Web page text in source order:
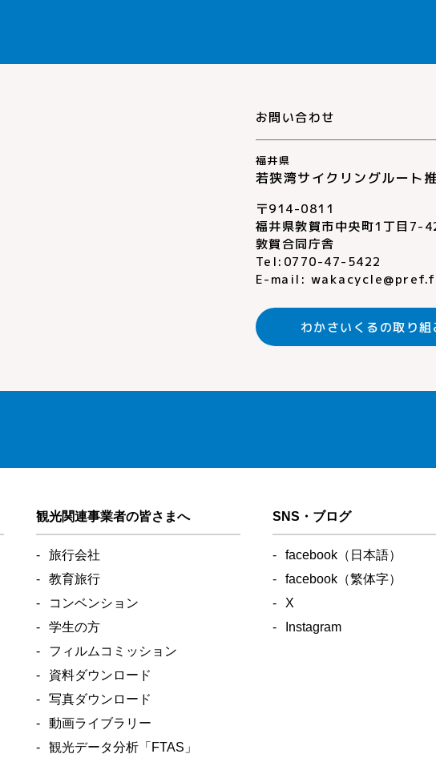
お問い合わせ
福井県
若狭湾サイクリングルート
〒914-0811
福井県敦賀市中央町1丁目7-
敦賀合同庁舎
Tel:0770-47-5422
E-mail:
わかさいくるの取り組
観光関連事業者の皆さまへ
旅行会社
教育旅行
コンベンション
学生の方
フィルムコミッション
資料ダウンロード
写真ダウンロード
動画ライブラリー
観光データ分析 「FTAS」
SNS・ブログ
facebook（日本語）
facebook（繁体字）
X
Instagram